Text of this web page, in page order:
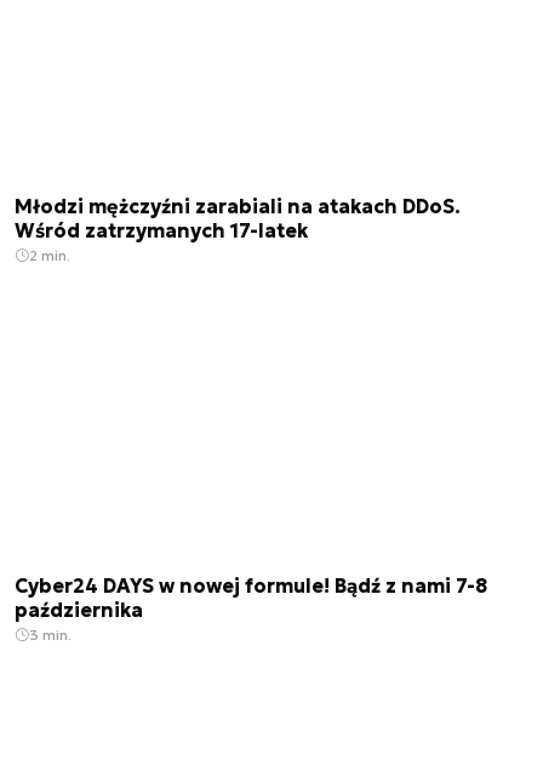
Młodzi mężczyźni zarabiali na atakach DDoS.
Wśród zatrzymanych 17-latek
2 min.
Cyber24 DAYS w nowej formule! Bądź z nami 7-8
października
3 min.